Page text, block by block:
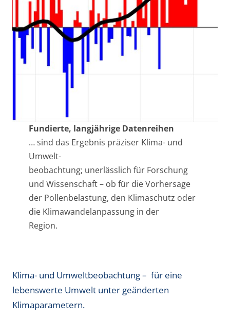
Fundierte, langjährige Datenreihen
… sind das Ergebnis präziser Klima- und
Umwelt-
beobachtung; unerlässlich für Forschung
und Wissenschaft – ob für die Vorhersage
der Pollenbelastung, den Klimaschutz oder
die Klimawandelanpassung in der
Region.
Klima- und Umweltbeobachtung – für eine
lebenswerte Umwelt unter geänderten
Klimaparametern.